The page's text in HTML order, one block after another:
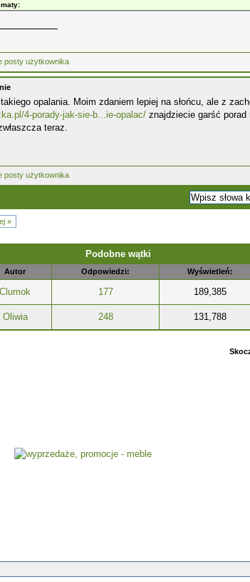
opalania. Moim zdaniem lepiej na słońcu, ale z
4-porady-jak-sie-b...ie-opalac/ znajdziecie garść porad
teraz.
»
Podobne wątki
Autor Odpowiedzi: Wyświetleń:
Clumok 177 189,385
Oliwia 248 131,788